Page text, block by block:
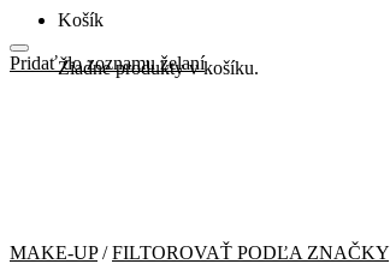
Košík
Žiadne produkty v košíku.
Pridať do zoznamu želaní
MAKE-UP / FILTOROVAŤ PODĽA ZNAČKY